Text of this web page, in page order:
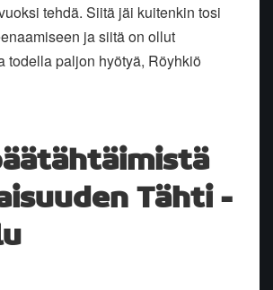
tehdä. Siitä jäi kuitenkin tosi
ja siitä on ollut
todella paljon hyötyä, Röyhkiö
Tähti -